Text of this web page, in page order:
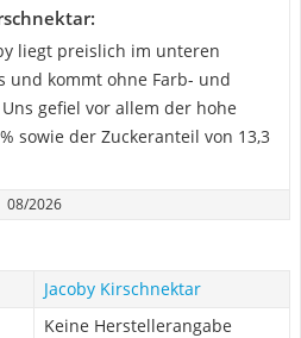
liegt preislich im unteren
und kommt ohne Farb- und
gefiel vor allem der hohe
sowie der Zuckeranteil von 13,3
08/2026
Jacoby Kirschnektar
Keine Herstellerangabe